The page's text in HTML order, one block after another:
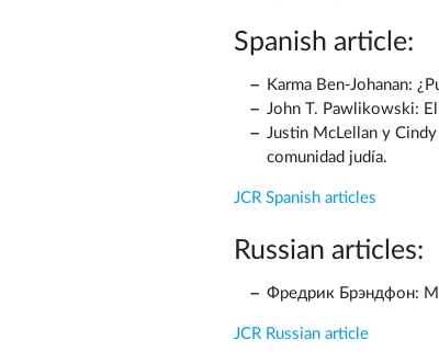
Spanish article:
Karma Ben-Johanan:
John T. Pawlikowski:
Justin McLellan y
comunidad judía.
JCR Spanish articles
Russian articles:
Фредрик Брэндфон:
JCR Russian article